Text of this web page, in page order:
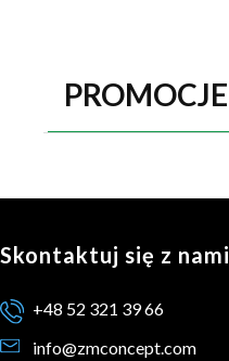
PROMOCJE
Skontaktuj się z nami
+48 52 321 39 66
info@zmconcept.com